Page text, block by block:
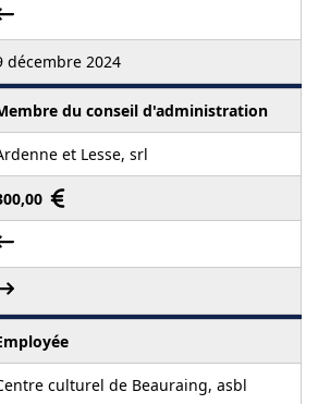
décembre 2024
du conseil d'administration
et Lesse, srl
culturel de Beauraing, asbl